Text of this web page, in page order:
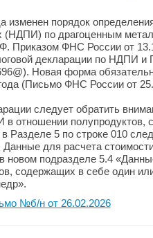
изменен порядок
(НДПИ) по драгоценным
Приказом ФНС России от
декларации по НДПИ и
Новая форма
(Письмо ФНС России от
следует обратить
отношении полупродуктов,
Разделе 5 по строке 010
Данные для расчета
новом подразделе 5.4
содержащих в себе один
№б/н от 26.02.2026